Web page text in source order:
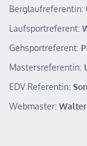
Berglaufreferentin:
Laufsportreferent:
Gehsportreferent:
Mastersreferentin:
EDV Referentin:
Webmaster: